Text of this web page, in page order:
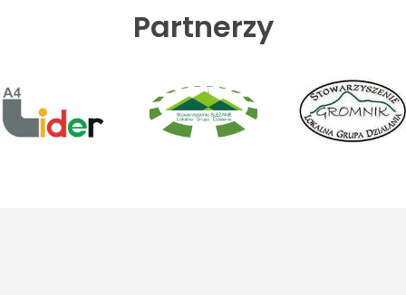
Partnerzy